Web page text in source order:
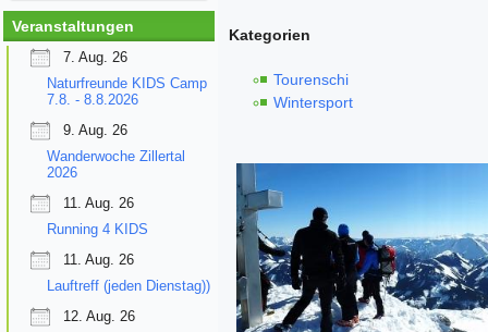
Veranstaltungen
7. Aug. 26
Naturfreunde KIDS Camp
7.8. - 8.8.2026
9. Aug. 26
Wanderwoche Zillertal
2026
11. Aug. 26
Running 4 KIDS
11. Aug. 26
Lauftreff (jeden Dienstag))
12. Aug. 26
Kategorien
Tourenschi
Wintersport